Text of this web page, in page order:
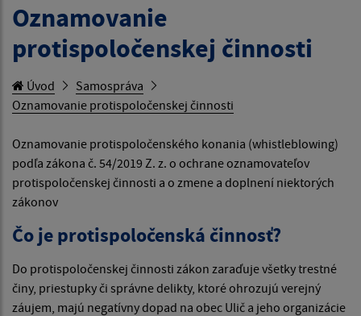
Oznamovanie
protispoločenskej činnosti
Úvod
Samospráva
Oznamovanie protispoločenskej činnosti
Oznamovanie protispoločenského konania (whistleblowing)
podľa zákona č. 54/2019 Z. z. o ochrane oznamovateľov
protispoločenskej činnosti a o zmene a doplnení niektorých
zákonov
Čo je protispoločenská činnosť?
Do protispoločenskej činnosti zákon zaraďuje všetky trestné
činy, priestupky či správne delikty, ktoré ohrozujú verejný
záujem, majú negatívny dopad na obec Ulič a jeho organizácie